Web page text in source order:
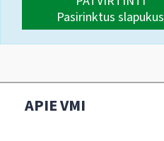
Pasirinktus slapukus
APIE VMI